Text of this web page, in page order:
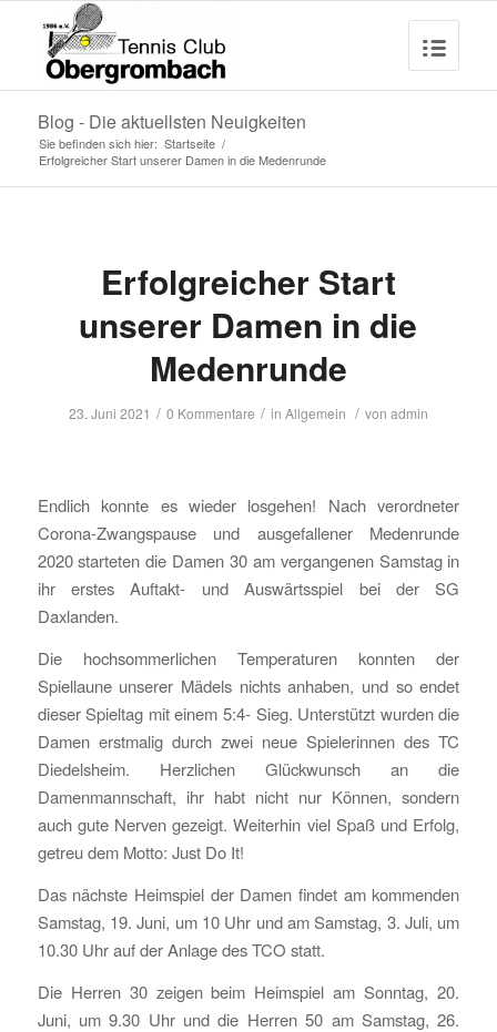
Blog - Die aktuellsten Neuigkeiten
Sie befinden sich hier: Startseite /
Erfolgreicher Start unserer Damen in die Medenrunde
Erfolgreicher Start
unserer Damen in die
Medenrunde
23. Juni 2021 / 0 Kommentare / in Allgemein / von admin
Endlich konnte es wieder losgehen! Nach verordneter
Corona-Zwangspause und ausgefallener Medenrunde
2020 starteten die Damen 30 am vergangenen Samstag in
ihr erstes Auftakt- und Auswärtsspiel bei der SG
Daxlanden.
Die hochsommerlichen Temperaturen konnten der
Spiellaune unserer Mädels nichts anhaben, und so endet
dieser Spieltag mit einem 5:4- Sieg. Unterstützt wurden die
Damen erstmalig durch zwei neue Spielerinnen des TC
Diedelsheim. Herzlichen Glückwunsch an die
Damenmannschaft, ihr habt nicht nur Können, sondern
auch gute Nerven gezeigt. Weiterhin viel Spaß und Erfolg,
getreu dem Motto: Just Do It!
Das nächste Heimspiel der Damen findet am kommenden
Samstag, 19. Juni, um 10 Uhr und am Samstag, 3. Juli, um
10.30 Uhr auf der Anlage des TCO statt.
Die Herren 30 zeigen beim Heimspiel am Sonntag, 20.
Juni, um 9.30 Uhr und die Herren 50 am Samstag, 26.